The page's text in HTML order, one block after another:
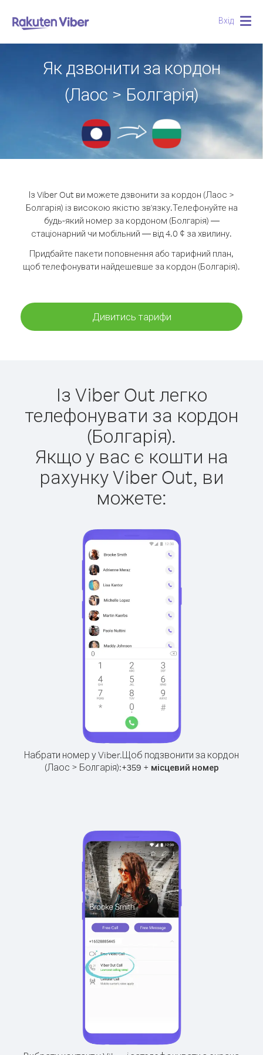
Вхід
Як дзвонити за кордон
(Лаос > Болгарія)
Із Viber Out ви можете дзвонити за кордон (Лаос >
Болгарія) із високою якістю зв'язку.Телефонуйте на
будь-який номер за кордоном (Болгарія) —
стаціонарний чи мобільний — від 4.0 ¢ за хвилину.
Придбайте пакети поповнення або тарифний план,
щоб телефонувати найдешевше за кордон (Болгарія).
Дивитись тарифи
Із Viber Out легко
телефонувати за кордон
(Болгарія).
Якщо у вас є кошти на
рахунку Viber Out, ви
можете:
Набрати номер у Viber.Щоб подзвонити за кордон
(Лаос > Болгарія):+359 + місцевий номер